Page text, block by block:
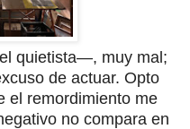
quietista—, muy mal;
de actuar. Opto
el remordimiento me
no compara en